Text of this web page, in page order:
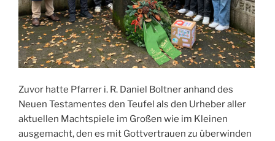
Zuvor hatte Pfarrer i. R. Daniel Boltner anhand des
Neuen Testamentes den Teufel als den Urheber aller
aktuellen Machtspiele im Großen wie im Kleinen
ausgemacht, den es mit Gottvertrauen zu überwinden